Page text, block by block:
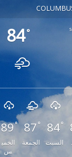
84°
89°
الخمي
س
87 °
الجمعة
84°
السبت